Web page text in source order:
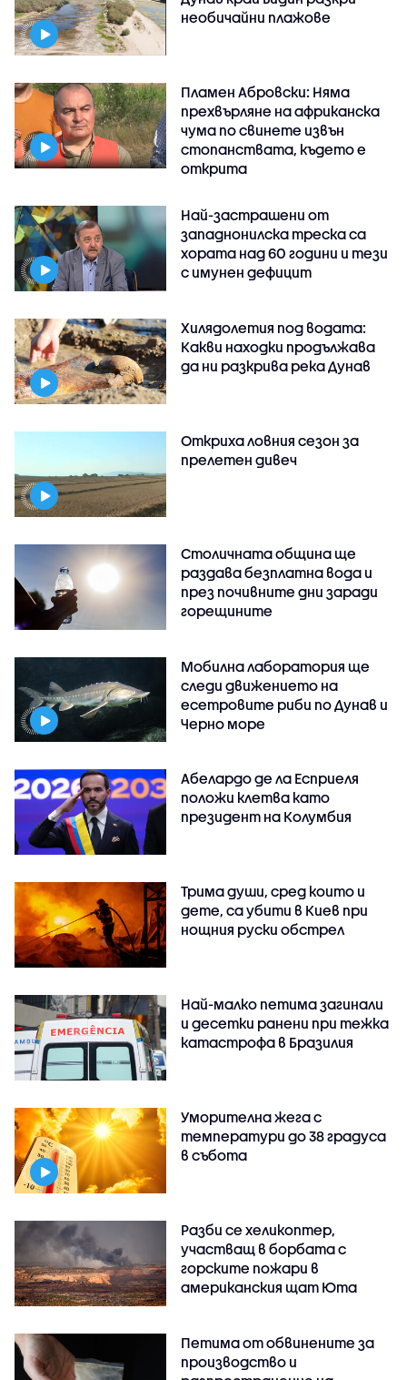
необичайни плажове
Пламен Абровски: Няма
прехвърляне на африканска
чума по свинете извън
стопанствата, където е
открита
Най-застрашени от
западнонилска треска са
хората над 60 години и тези
с имунен дефицит
Хилядолетия под водата:
Какви находки продължава
да ни разкрива река Дунав
Откриха ловния сезон за
прелетен дивеч
Столичната община ще
раздава безплатна вода и
през почивните дни заради
горещините
Мобилна лаборатория ще
следи движението на
есетровите риби по Дунав и
Черно море
Абелардо де ла Есприеля
положи клетва като
президент на Колумбия
Трима души, сред които и
дете, са убити в Киев при
нощния руски обстрел
Най-малко петима загинали
и десетки ранени при тежка
катастрофа в Бразилия
Уморителна жега с
температури до 38 градуса
в събота
Разби се хеликоптер,
участващ в борбата с
горските пожари в
американския щат Юта
Петима от обвинените за
производство и